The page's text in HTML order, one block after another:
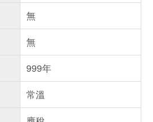
無
無
999年
常溫